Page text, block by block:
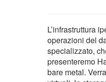
L’infrastruttura
operazioni del
specializzato,
presenteremo
bare metal.